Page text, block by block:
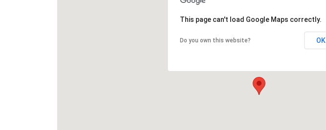
This page can't load Google Maps correctly.
Do you own this website? OK